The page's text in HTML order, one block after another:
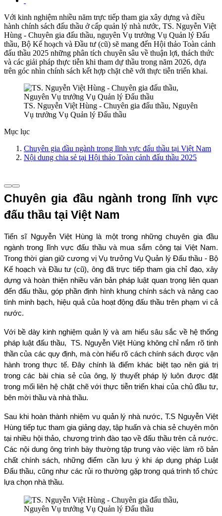
Với kinh nghiệm nhiều năm trực tiếp tham gia xây dựng và điều
hành chính sách đấu thầu ở cấp quản lý nhà nước, TS. Nguyễn Việt
Hùng - Chuyên gia đấu thầu, nguyên Vụ trưởng Vụ Quản lý Đấu
thầu, Bộ Kế hoạch và Đầu tư (cũ) sẽ mang đến Hội thảo Toàn cảnh
đấu thầu 2025 những phân tích chuyên sâu về thuận lợi, thách thức
và các giải pháp thực tiễn khi tham dự thầu trong năm 2026, dựa
trên góc nhìn chính sách kết hợp chặt chẽ với thực tiễn triển khai.
TS. Nguyễn Việt Hùng - Chuyên gia đấu thầu, Nguyên
Vụ trưởng Vụ Quản lý Đấu thầu
Mục lục
Chuyên gia đầu ngành trong lĩnh vực đấu thầu tại Việt Nam
Nội dung chia sẻ tại Hội thảo Toàn cảnh đấu thầu 2025
Chuyên gia đầu ngành trong lĩnh vực
đấu thầu tại Việt Nam
Tiến sĩ Nguyễn Việt Hùng
là một trong những chuyên gia đầu
ngành trong lĩnh vực đấu thầu và mua sắm công tại Việt Nam.
Trong thời gian giữ cương vị Vụ trưởng Vụ Quản lý Đấu thầu - Bộ
Kế hoạch và Đầu tư (cũ), ông đã trực tiếp tham gia chỉ đạo, xây
dựng và hoàn thiện nhiều văn bản pháp luật quan trọng liên quan
đến đấu thầu, góp phần định hình khung chính sách và nâng cao
tính minh bạch, hiệu quả của hoạt động đấu thầu trên phạm vi cả
nước.
Với bề dày kinh nghiệm quản lý và am hiểu sâu sắc về hệ thống
pháp luật đấu thầu,  TS. Nguyễn Việt Hùng không chỉ nắm rõ tinh
thần của các quy định, mà còn hiểu rõ cách chính sách được vận
hành trong thực tế. Đây chính là điểm khác biệt tạo nên giá trị
trong các bài chia sẻ của ông, lý thuyết pháp lý luôn được đặt
trong mối liên hệ chặt chẽ với thực tiễn triển khai của chủ đầu tư,
bên mời thầu và nhà thầu.
Sau khi hoàn thành nhiệm vụ quản lý nhà nước, T.S Nguyễn Việt
Hùng tiếp tục tham gia giảng dạy, tập huấn và chia sẻ chuyên môn
tại nhiều hội thảo, chương trình đào tạo về đấu thầu trên cả nước.
Các nội dung ông trình bày thường tập trung vào việc làm rõ bản
chất chính sách, những điểm cần lưu ý khi áp dụng pháp Luật
Đấu thầu, cũng như các rủi ro thường gặp trong quá trình tổ chức
lựa chọn nhà thầu.